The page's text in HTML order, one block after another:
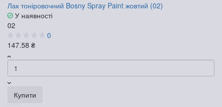
Лак тоніровочний Bosny Spray Paint жовтий (02)
У наявності
02
0
147.58 ₴
Купити